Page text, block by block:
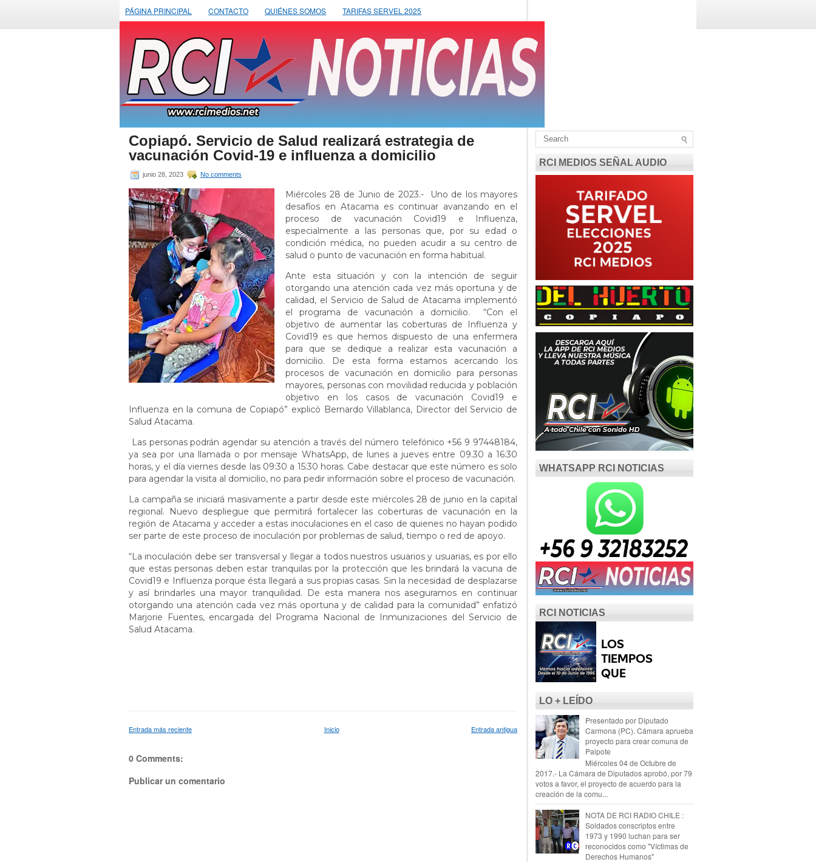
PÁGINA PRINCIPAL CONTACTO QUIÉNES SOMOS TARIFAS SERVEL 2025
Copiapó. Servicio de Salud realizará estrategia de
vacunación Covid-19 e influenza a domicilio
junio 28, 2023 No comments
Miércoles 28 de Junio de 2023.- Uno de los mayores
desafíos en Atacama es continuar avanzando en el
proceso de vacunación Covid19 e Influenza,
especialmente a las personas que, por su edad o
condición médica, no pueden acudir a su centro de
salud o punto de vacunación en forma habitual.
Ante esta situación y con la intención de seguir
otorgando una atención cada vez más oportuna y de
calidad, el Servicio de Salud de Atacama implementó
el programa de vacunación a domicilio. “Con el
objetivo de aumentar las coberturas de Influenza y
Covid19 es que hemos dispuesto de una enfermera
para que se dedique a realizar esta vacunación a
domicilio. De esta forma estamos acercando los
procesos de vacunación en domicilio para personas
mayores, personas con movilidad reducida y población
objetivo en los casos de vacunación Covid19 e
Influenza en la comuna de Copiapó” explicó Bernardo Villablanca, Director del Servicio de
Salud Atacama.
Las personas podrán agendar su atención a través del número telefónico +56 9 97448184,
ya sea por una llamada o por mensaje WhatsApp, de lunes a jueves entre 09.30 a 16:30
horas, y el día viernes desde las 09:30 a 15:30 horas. Cabe destacar que este número es solo
para agendar la visita al domicilio, no para pedir información sobre el proceso de vacunación.
La campaña se iniciará masivamente a partir desde este miércoles 28 de junio en la capital
regional. Nuevo despliegue que permitirá fortalecer las coberturas de vacunación en la
región de Atacama y acceder a estas inoculaciones en el caso de quienes no hayan podido
ser parte de este proceso de inoculación por problemas de salud, tiempo o red de apoyo.
“La inoculación debe ser transversal y llegar a todos nuestros usuarios y usuarias, es por ello
que estas personas deben estar tranquilas por la protección que les brindará la vacuna de
Covid19 e Influenza porque ésta llegará a sus propias casas. Sin la necesidad de desplazarse
y así brindarles una mayor tranquilidad. De esta manera nos aseguramos en continuar
otorgando una atención cada vez más oportuna y de calidad para la comunidad” enfatizó
Marjorie Fuentes, encargada del Programa Nacional de Inmunizaciones del Servicio de
Salud Atacama.
Entrada más reciente Entrada antigua
Inicio
0 Comments:
Publicar un comentario
RCI MEDIOS SEÑAL AUDIO
WHATSAPP RCI NOTICIAS
RCI NOTICIAS
LO + LEÍDO
Presentado por Diputado
Carmona (PC). Cámara aprueba
proyecto para crear comuna de
Paipote
Miércoles 04 de Octubre de
2017.- La Cámara de Diputados aprobó, por 79
votos a favor, el proyecto de acuerdo para la
creación de la comu...
NOTA DE RCI RADIO CHILE :
Soldados conscriptos entre
1973 y 1990 luchan para ser
reconocidos como "Víctimas de
Derechos Humanos"